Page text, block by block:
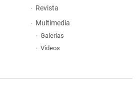
Revista
Multimedia
Galerías
Vídeos